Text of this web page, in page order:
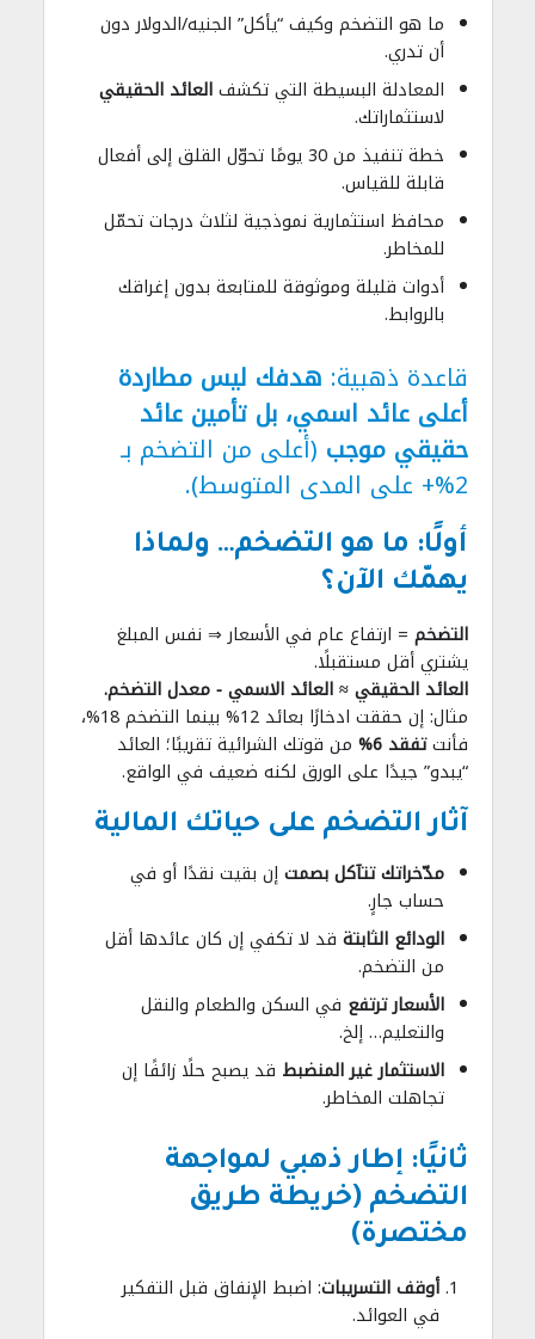
ما هو التضخم وكيف “يأكل” الجنيه/الدولار دون
أن تدري.
المعادلة البسيطة التي تكشفالعائد الحقيقي
لاستثماراتك.
خطة تنفيذ من 30 يومًا تحوّل القلق إلى أفعال
قابلة للقياس.
محافظ استثمارية نموذجية لثلاث درجات تحمّل
للمخاطر.
أدوات قليلة وموثوقة للمتابعة بدون إغراقك
بالروابط.
قاعدة ذهبية: هدفك ليس مطاردة
أعلى عائد اسمي، بل تأمين عائد
حقيقي موجب (أعلى من التضخم بـ
2%+ على المدى المتوسط).
أولًا: ما هو التضخم… ولماذا
يهمّك الآن؟
التضخم = ارتفاع عام في الأسعار ⇒ نفس المبلغ
يشتري أقل مستقبلًا.
العائد الحقيقي ≈ العائد الاسمي − معدل التضخم.
مثال: إن حققت ادخارًا بعائد 12% بينما التضخم 18%،
فأنتتفقد 6%
من قوتك الشرائية تقريبًا؛ العائد
“يبدو” جيدًا على الورق لكنه ضعيف في الواقع.
آثار التضخم على حياتك المالية
مدّخراتك تتآكل بصمتإن بقيت نقدًا أو في
حساب جارٍ.
الودائع الثابتة قد لا تكفي إن كان عائدها أقل
من التضخم.
الأسعار ترتفع في السكن والطعام والنقل
والتعليم… إلخ.
الاستثمار غير المنضبط قد يصبح حلًا زائفًا إن
تجاهلت المخاطر.
ثانيًا: إطار ذهبي لمواجهة
التضخم (خريطة طريق
مختصرة)
أوقف التسريبات: اضبط الإنفاق قبل التفكير
في العوائد.